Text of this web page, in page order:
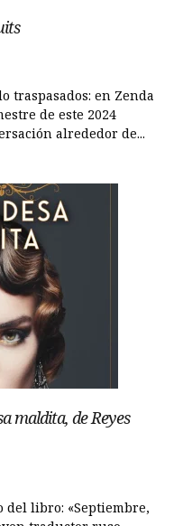
traspasados: en Zenda
de este 2024
alrededor de...
maldita, de Reyes
libro: «Septiembre,